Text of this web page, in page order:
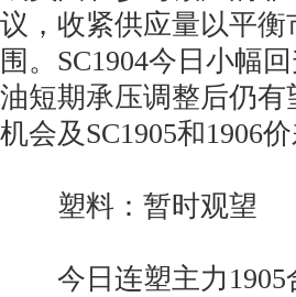
议，收紧供应量以平
围。SC1904今日小幅
油短期承压调整后仍
机会及SC1905和1906
塑料：暂时观望
今日连塑主力1905